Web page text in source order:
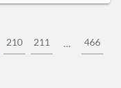
210 211 … 466